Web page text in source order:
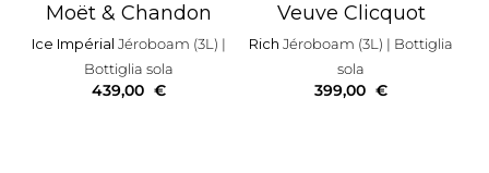
Moët & Chandon
Ice Impérial Jéroboam (3L) |
Bottiglia sola
439,00 €
Veuve Clicquot
RichJéroboam (3L) | Bottiglia
sola
399,00 €